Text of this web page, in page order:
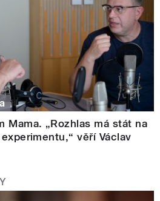
Mama. „Rozhlas má stát na
věří Václav